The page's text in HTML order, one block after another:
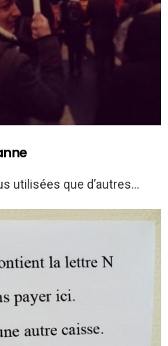
utilisées que d’autres…